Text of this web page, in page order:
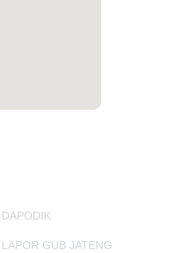
DAPODIK
LAPOR GUB JATENG